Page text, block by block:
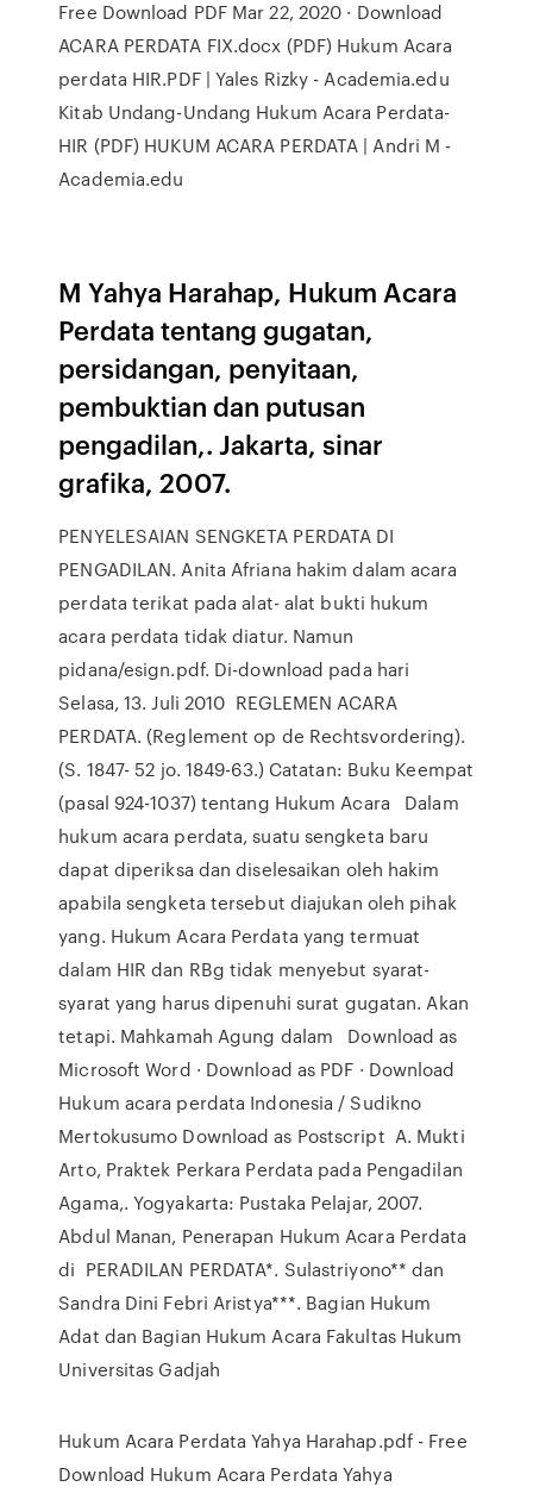
Free Download PDF Mar 22, 2020 · Download
ACARA PERDATA FIX.docx (PDF) Hukum Acara
perdata HIR.PDF | Yales Rizky - Academia.edu
Kitab Undang-Undang Hukum Acara Perdata-
HIR (PDF) HUKUM ACARA PERDATA | Andri M -
Academia.edu
M Yahya Harahap, Hukum Acara
Perdata tentang gugatan,
persidangan, penyitaan,
pembuktian dan putusan
pengadilan,. Jakarta, sinar
grafika, 2007.
PENYELESAIAN SENGKETA PERDATA DI
PENGADILAN. Anita Afriana hakim dalam acara
perdata terikat pada alat- alat bukti hukum
acara perdata tidak diatur. Namun
pidana/esign.pdf. Di-download pada hari
Selasa, 13. Juli 2010 REGLEMEN ACARA
PERDATA. (Reglement op de Rechtsvordering).
(S. 1847- 52 jo. 1849-63.) Catatan: Buku Keempat
(pasal 924-1037) tentang Hukum Acara Dalam
hukum acara perdata, suatu sengketa baru
dapat diperiksa dan diselesaikan oleh hakim
apabila sengketa tersebut diajukan oleh pihak
yang. Hukum Acara Perdata yang termuat
dalam HIR dan RBg tidak menyebut syarat-
syarat yang harus dipenuhi surat gugatan. Akan
tetapi. Mahkamah Agung dalam Download as
Microsoft Word · Download as PDF · Download
Hukum acara perdata Indonesia / Sudikno
Mertokusumo Download as Postscript A. Mukti
Arto, Praktek Perkara Perdata pada Pengadilan
Agama,. Yogyakarta: Pustaka Pelajar, 2007.
Abdul Manan, Penerapan Hukum Acara Perdata
di PERADILAN PERDATA*. Sulastriyono** dan
Sandra Dini Febri Aristya***. Bagian Hukum
Adat dan Bagian Hukum Acara Fakultas Hukum
Universitas Gadjah
Hukum Acara Perdata Yahya Harahap.pdf - Free
Download Hukum Acara Perdata Yahya